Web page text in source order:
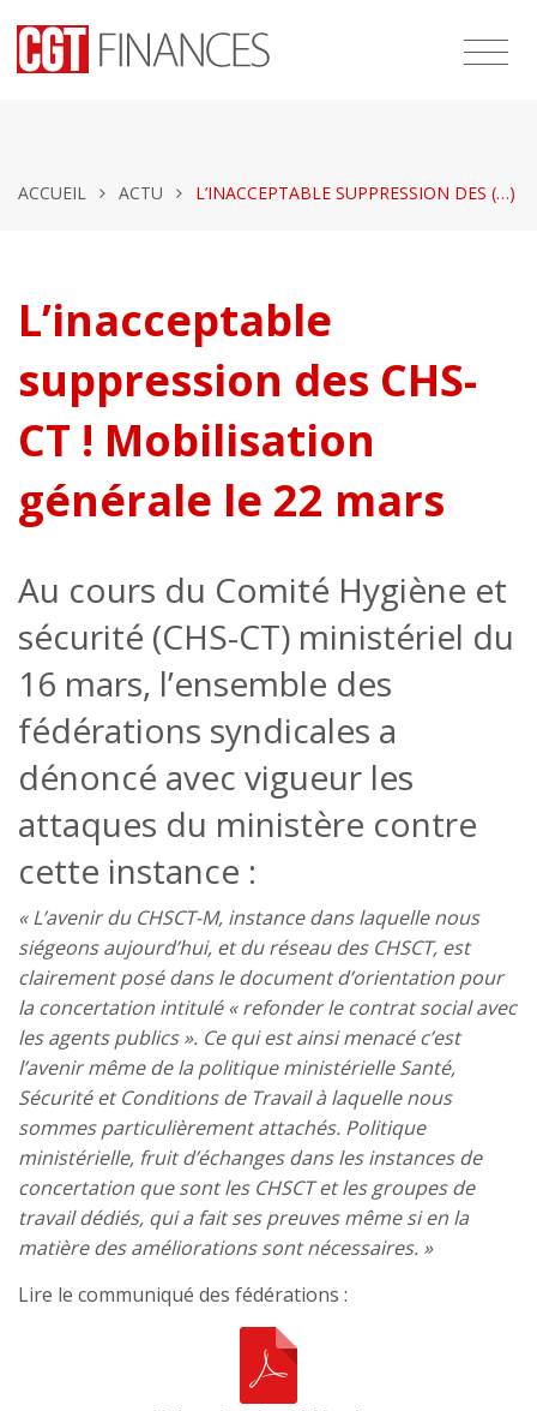
ACCUEIL ACTU L’INACCEPTABLE SUPPRESSION DES (…)
L’inacceptable
suppression des CHS-
CT ! Mobilisation
générale le 22 mars
Au cours du Comité Hygiène et
sécurité (CHS-CT) ministériel du
16 mars, l’ensemble des
fédérations syndicales a
dénoncé avec vigueur les
attaques du ministère contre
cette instance :
« L’avenir du CHSCT-M, instance dans laquelle nous
siégeons aujourd’hui, et du réseau des CHSCT, est
clairement posé dans le document d’orientation pour
la concertation intitulé « refonder le contrat social avec
les agents publics ». Ce qui est ainsi menacé c’est
l’avenir même de la politique ministérielle Santé,
Sécurité et Conditions de Travail à laquelle nous
sommes particulièrement attachés. Politique
ministérielle, fruit d’échanges dans les instances de
concertation que sont les CHSCT et les groupes de
travail dédiés, qui a fait ses preuves même si en la
matière des améliorations sont nécessaires. »
Lire le communiqué des fédérations :